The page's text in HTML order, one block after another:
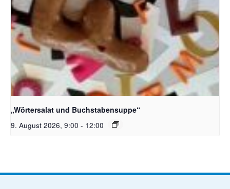
Bildquelle_ Pixabay Free_Christoph Meinersmann
„Wörtersalat und Buchstabensuppe“
9. August 2026, 9:00 - 12:00